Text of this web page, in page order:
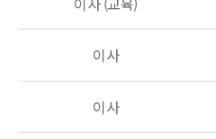
이사
이사